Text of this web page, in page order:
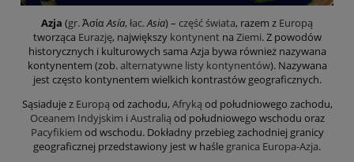
Azja (gr.Ἀσία Asía, łac.Asia) – część świata, razem z Europą
tworząca Eurazję, największy kontynentna Ziemi. Z powodów
historycznych i kulturowych sama Azja bywa również nazywana
kontynentem (zob.alternatywne listy kontynentów). Nazywana
jest często kontynentem wielkich kontrastów geograficznych.
Sąsiaduje z Europą od zachodu, Afryką od południowego zachodu,
Oceanem Indyjskim i Australią od południowego wschodu oraz
Pacyfikiem od wschodu. Dokładny przebieg zachodniej granicy
geograficznej przedstawiony jest w haśle granica Europa-Azja.